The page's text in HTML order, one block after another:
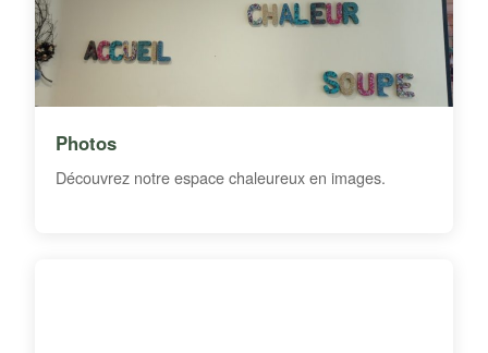
Photos
Découvrez notre espace chaleureux en images.